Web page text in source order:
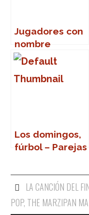
Jugadores con
nombre
formado por
repetidas
Los domingos,
fúrbol – Parejas
futbolistas
LA CANCIÓN DEL
POP, THE MARZIPAN